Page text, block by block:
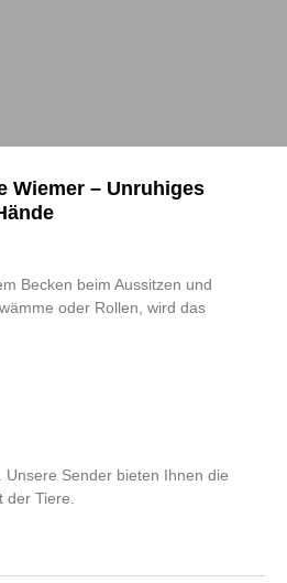
Wiemer – Unruhiges
Becken beim Aussitzen und
oder Rollen, wird das
Sender bieten Ihnen die
der Tiere.